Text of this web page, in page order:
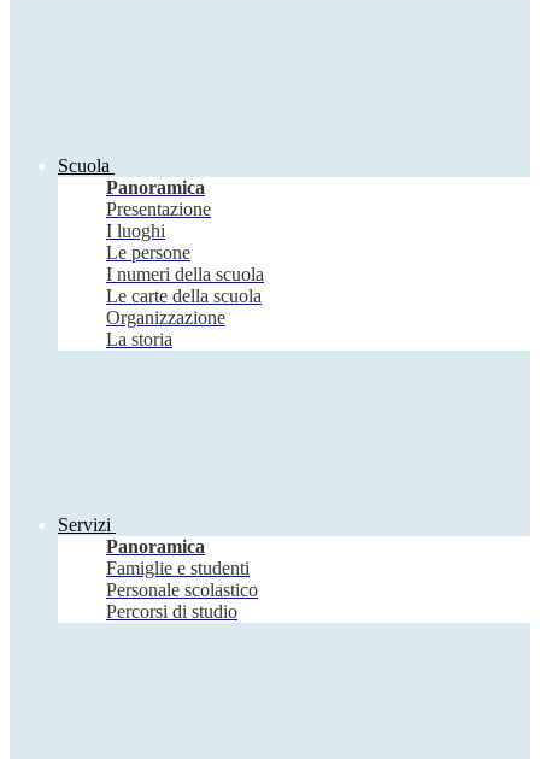
Scuola
Panoramica
Presentazione
I luoghi
Le persone
I numeri della scuola
Le carte della scuola
Organizzazione
La storia
Servizi
Panoramica
Famiglie e studenti
Personale scolastico
Percorsi di studio